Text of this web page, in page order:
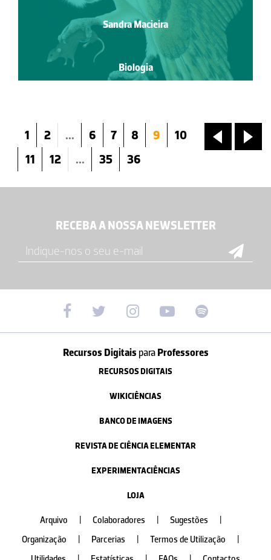
Sandra Macieira
Biologia
«
1 2 ... 6 7 8 9
10
11
12 ... 35 36
»
RECEBA A NOSSA NEWSLETTER
Recursos Digitais paraProfessores
RECURSOS DIGITAIS
WIKICIÊNCIAS
BANCO DE IMAGENS
REVISTA DE CIÊNCIA ELEMENTAR
EXPERIMENTACIÊNCIAS
LOJA
Arquivo Colaboradores Sugestões
Organização
Parcerias Termos de Utilização